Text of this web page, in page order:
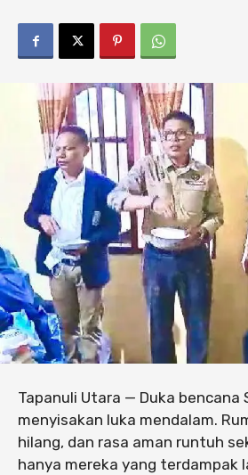
Tapanuli Utara — Duka bencana
menyisakan luka mendalam.
hilang, dan rasa aman runtuh
hanya mereka yang terdampak